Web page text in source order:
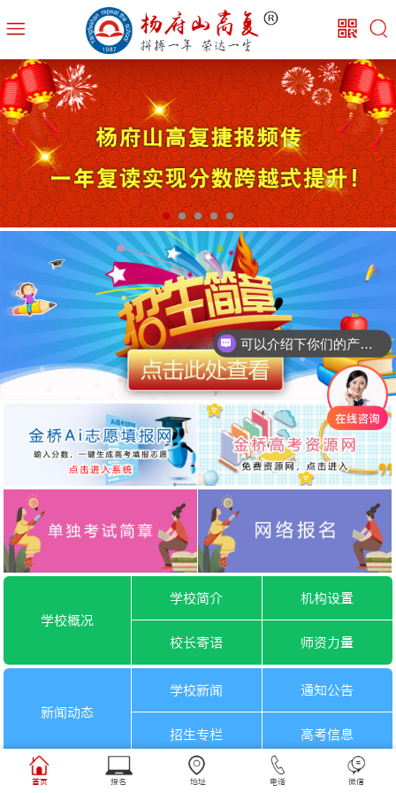
学校概况
学校简介 机构设置
校长寄语 师资力量
新闻动态
学校新闻 通知公告
招生专栏 高考信息
一月选考 六月选考
首页 报名 地址 电话 微信
可以介绍下你们的产品么？